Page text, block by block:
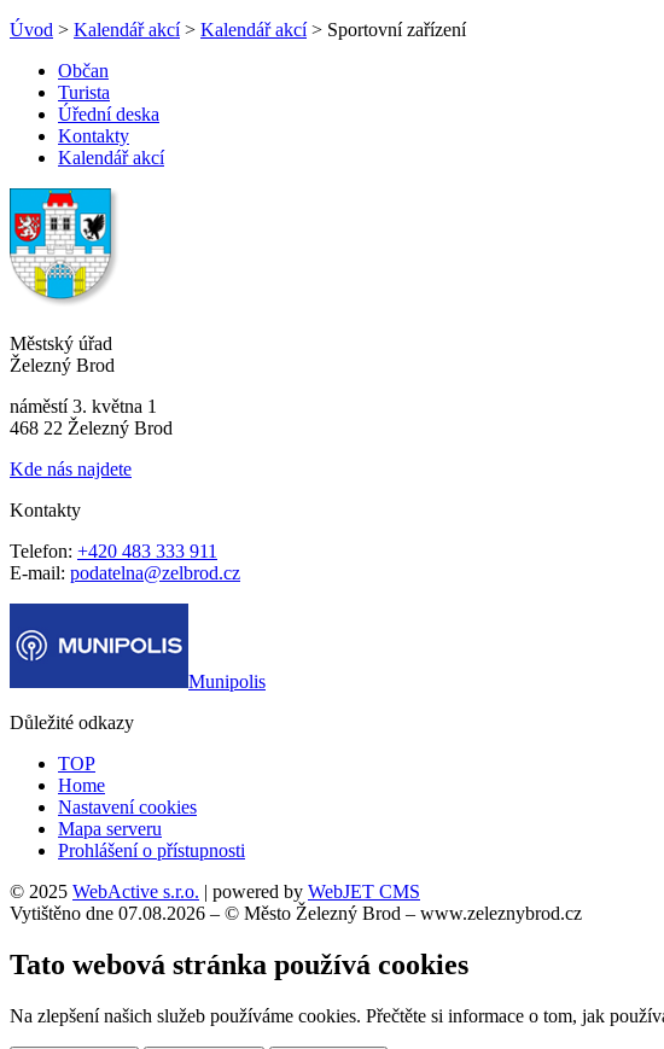
Úvod > Kalendář akcí> Kalendář akcí> Sportovní zařízení
Občan
Turista
Úřední deska
Kontakty
Kalendář akcí
Městský úřad
Železný Brod
náměstí 3. května 1
468 22 Železný Brod
Kde nás najdete
Kontakty
Telefon: +420 483 333 911
E-mail: podatelna@zelbrod.cz
Munipolis
Důležité odkazy
TOP
Home
Nastavení cookies
Mapa serveru
Prohlášení o přístupnosti
© 2025 WebActive s.r.o. | powered by WebJET CMS
Vytištěno dne 07.08.2026 – © Město Železný Brod – www.zeleznybrod.cz
Tato webová stránka používá cookies
Na zlepšení našich služeb používáme cookies. Přečtěte si informace o tom, jak